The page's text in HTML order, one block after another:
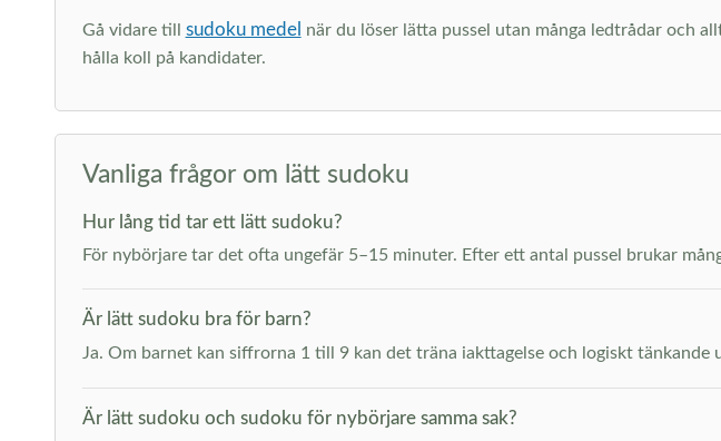
Gå vidare till sudoku medel när du löser lätta pussel utan många ledtrådar och
hålla koll på kandidater.
Vanliga frågor om lätt sudoku
Hur lång tid tar ett lätt sudoku?
För nybörjare tar det ofta ungefär 5–15 minuter. Efter ett antal pussel brukar
Är lätt sudoku bra för barn?
Ja. Om barnet kan siffrorna 1 till 9 kan det träna iakttagelse och logiskt tänkande
Är lätt sudoku och sudoku för nybörjare samma sak?